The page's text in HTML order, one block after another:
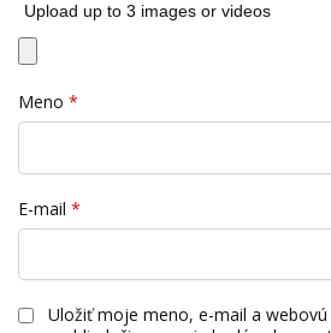
Upload up to 3 images or videos
Meno *
E-mail *
Uložiť moje meno, e-mail a